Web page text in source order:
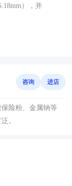
），并
咨询 进店
险粉、金属钠等
。